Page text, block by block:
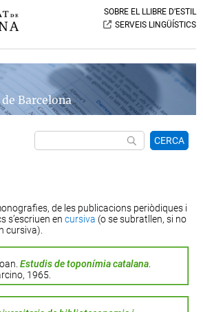
SOBRE EL LLIBRE D’ESTIL
SERVEIS LINGÜÍSTICS
Barcelona
CERCA
de les publicacions periòdiques i
s’escriuen en cursiva (o se subratllen, si no
cursiva).
Estudis de toponímia catalana.
1965.